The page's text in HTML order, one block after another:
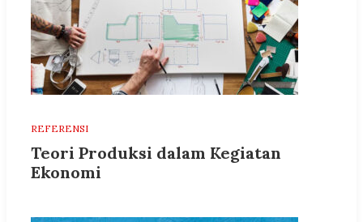
REFERENSI
Teori Produksi dalam Kegiatan
Ekonomi